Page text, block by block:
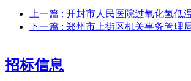
上一篇 : 开封市人民医院过氧化氢低
下一篇 : 郑州市上街区机关事务管理
招标信息